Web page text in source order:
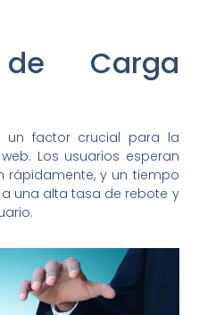
Carga
un factor crucial para la
Los usuarios esperan
rápidamente, y un tiempo
una alta tasa de rebote y